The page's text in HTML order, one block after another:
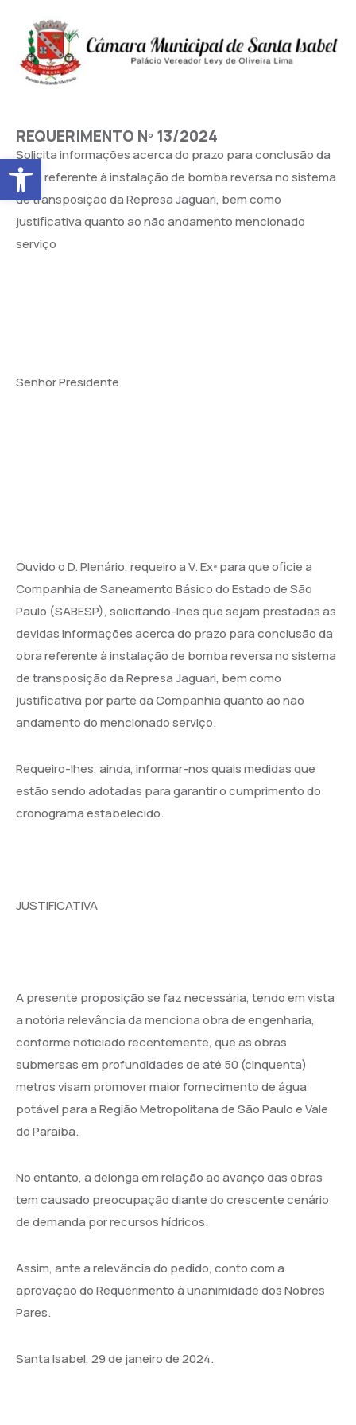
Abrir a barra de ferramentas
REQUERIMENTO Nº 13/2024
Solicita informações acerca do prazo para conclusão da
obra referente à instalação de bomba reversa no sistema
de transposição da Represa Jaguari, bem como
justificativa quanto ao não andamento mencionado
serviço
Senhor Presidente
Ouvido o D. Plenário, requeiro a V. Exª para que oficie a
Companhia de Saneamento Básico do Estado de São
Paulo (SABESP), solicitando-lhes que sejam prestadas as
devidas informações acerca do prazo para conclusão da
obra referente à instalação de bomba reversa no sistema
de transposição da Represa Jaguari, bem como
justificativa por parte da Companhia quanto ao não
andamento do mencionado serviço.
Requeiro-lhes, ainda, informar-nos quais medidas que
estão sendo adotadas para garantir o cumprimento do
cronograma estabelecido.
JUSTIFICATIVA
A presente proposição se faz necessária, tendo em vista
a notória relevância da menciona obra de engenharia,
conforme noticiado recentemente, que as obras
submersas em profundidades de até 50 (cinquenta)
metros visam promover maior fornecimento de água
potável para a Região Metropolitana de São Paulo e Vale
do Paraíba.
No entanto, a delonga em relação ao avanço das obras
tem causado preocupação diante do crescente cenário
de demanda por recursos hídricos.
Assim, ante a relevância do pedido, conto com a
aprovação do Requerimento à unanimidade dos Nobres
Pares.
Santa Isabel, 29 de janeiro de 2024.